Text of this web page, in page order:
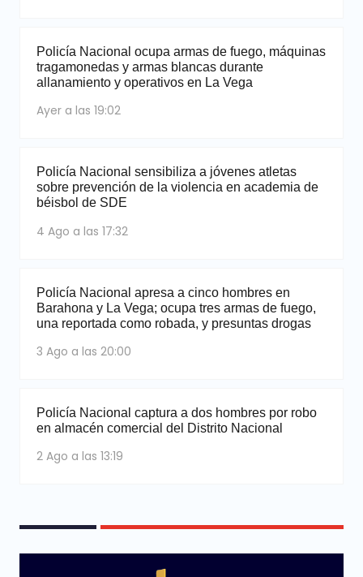
Policía Nacional ocupa armas de fuego, máquinas
tragamonedas y armas blancas durante
allanamiento y operativos en La Vega
Ayer a las 19:02
Policía Nacional sensibiliza a jóvenes atletas
sobre prevención de la violencia en academia de
béisbol de SDE
4 Ago a las 17:32
Policía Nacional apresa a cinco hombres en
Barahona y La Vega; ocupa tres armas de fuego,
una reportada como robada, y presuntas drogas
3 Ago a las 20:00
Policía Nacional captura a dos hombres por robo
en almacén comercial del Distrito Nacional
2 Ago a las 13:19